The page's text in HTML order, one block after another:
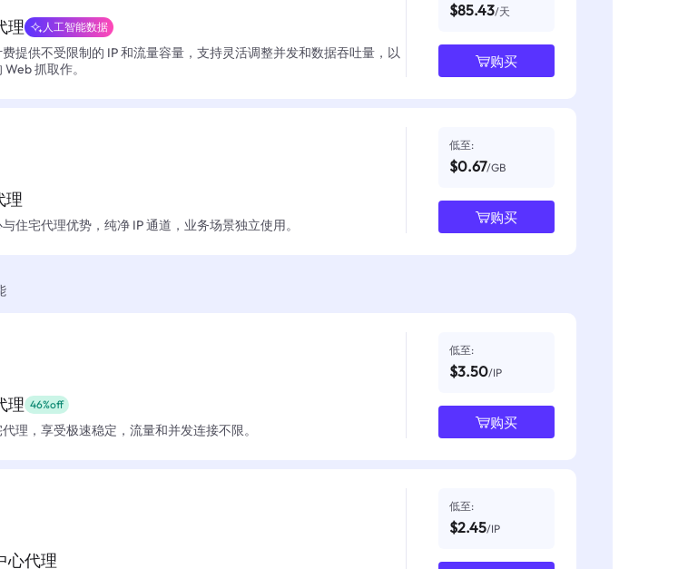
理 人工智能数据
提供不受限制的 IP 和流量容量，支持灵活调整并发和数据吞吐量，以
抓取作。
$85.43/天
购买
理
住宅代理优势，纯净 IP 通道，业务场景独立使用。
低至:
$0.67/GB
购买
理 46%off
理，享受极速稳定，流量和并发连接不限。
低至:
$3.50/IP
购买
心代理
低至:
$2.45/IP